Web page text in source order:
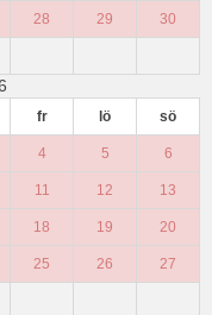
28 29 30
fr lö sö
4 5 6
11 12 13
18 19 20
25 26 27